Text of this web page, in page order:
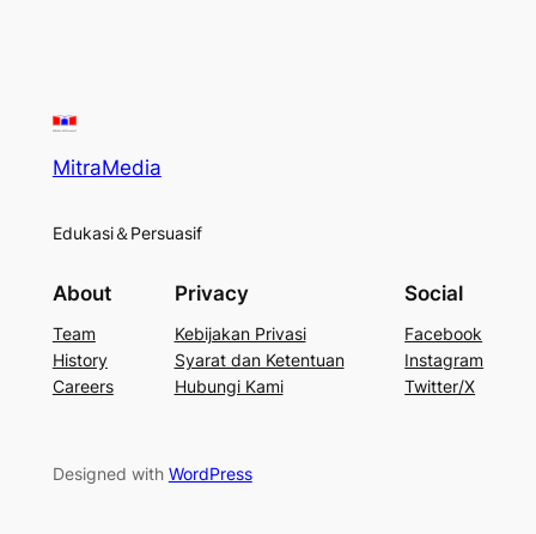
MitraMedia
Edukasi＆Persuasif
About
Team
History
Careers
Privacy
Kebijakan Privasi
Syarat dan Ketentuan
Hubungi Kami
Social
Facebook
Instagram
Twitter/X
Designed with WordPress